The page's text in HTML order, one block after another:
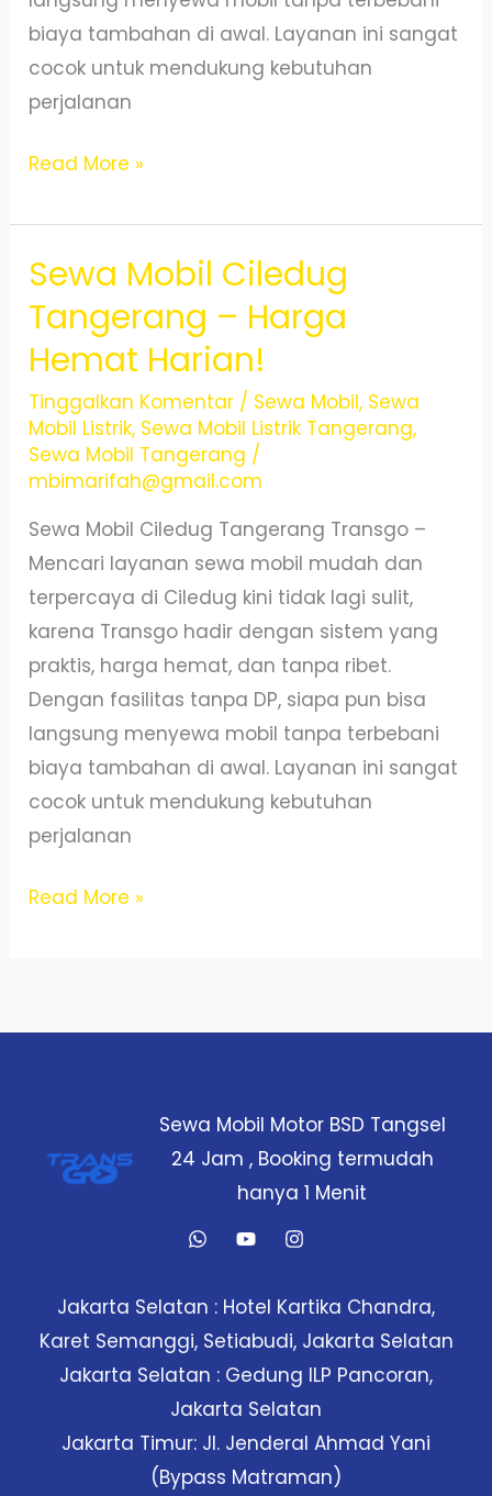
biaya tambahan di awal. Layanan ini sangat
cocok untuk mendukung kebutuhan
perjalanan
Sewa
Ciledug
Tangerang
–
Praktis
&
Harga
Hemat
Read More »
Sewa Mobil Ciledug
Tangerang – Harga
Hemat Harian!
Tinggalkan Komentar / Sewa Mobil, Sewa
Mobil Listrik, Sewa Mobil Listrik Tangerang,
Sewa Mobil Tangerang /
mbimarifah@gmail.com
Sewa Mobil Ciledug Tangerang Transgo –
Mencari layanan sewa mobil mudah dan
terpercaya di Ciledug kini tidak lagi sulit,
karena Transgo hadir dengan sistem yang
praktis, harga hemat, dan tanpa ribet.
Dengan fasilitas tanpa DP, siapa pun bisa
langsung menyewa mobil tanpa terbebani
biaya tambahan di awal. Layanan ini sangat
cocok untuk mendukung kebutuhan
perjalanan
Sewa
–
Read More »
Sewa Mobil Motor BSD Tangsel
24 Jam , Booking termudah
hanya 1 Menit
Jakarta Selatan : Hotel Kartika Chandra,
Karet Semanggi, Setiabudi, Jakarta Selatan
Jakarta Selatan : Gedung ILP Pancoran,
Jakarta Selatan
Jakarta Timur: Jl. Jenderal Ahmad Yani
(Bypass Matraman)